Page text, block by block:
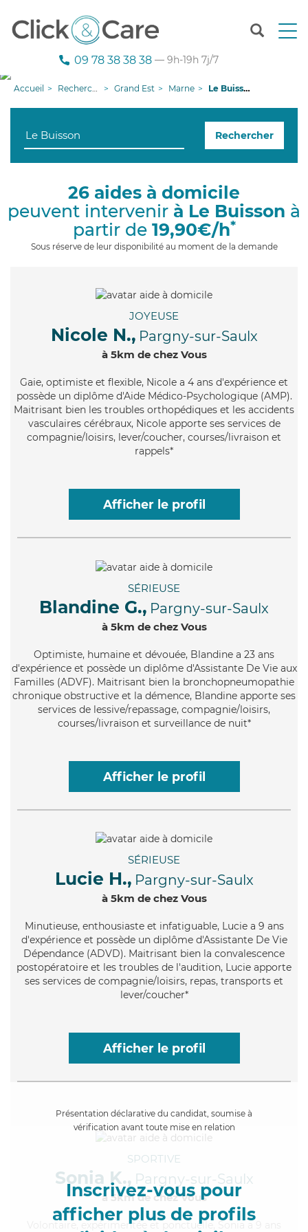
T
n
g
09 78 38 38 38 — 9h-19h 7j/7
Accueil Recherche aide à domicile Grand Est Marne Le Buisson
Rechercher
26 aides à domicile
peuvent intervenir à Le Buisson à
partir de 19,90€/h*
Sous réserve de leur disponibilité au moment de la demande
JOYEUSE
Nicole N., Pargny-sur-Saulx
à 5km de chez Vous
Gaie, optimiste et flexible, Nicole a 4 ans d'expérience et
possède un diplôme d'Aide Médico-Psychologique (AMP).
Maitrisant bien les troubles orthopédiques et les accidents
vasculaires cérébraux, Nicole apporte ses services de
compagnie/loisirs, lever/coucher, courses/livraison et
rappels*
Afficher le profil
SÉRIEUSE
Blandine G., Pargny-sur-Saulx
à 5km de chez Vous
Optimiste, humaine et dévouée, Blandine a 23 ans
d'expérience et possède un diplôme d'Assistante De Vie aux
Familles (ADVF). Maitrisant bien la bronchopneumopathie
chronique obstructive et la démence, Blandine apporte ses
services de lessive/repassage, compagnie/loisirs,
courses/livraison et surveillance de nuit*
Afficher le profil
SÉRIEUSE
Lucie H., Pargny-sur-Saulx
à 5km de chez Vous
Minutieuse, enthousiaste et infatiguable, Lucie a 9 ans
d'expérience et possède un diplôme d'Assistante De Vie
Dépendance (ADVD). Maitrisant bien la convalescence
postopératoire et les troubles de l'audition, Lucie apporte
ses services de compagnie/loisirs, repas, transports et
lever/coucher*
Afficher le profil
Présentation déclarative du candidat, soumise à
vérification avant toute mise en relation
Inscrivez-vous pour
afficher plus de profils
SPORTIVE
Sonia K., Pargny-sur-Saulx
à 5km de chez Vous
, expérimentée et ponctuelle, Sonia a 9 ans